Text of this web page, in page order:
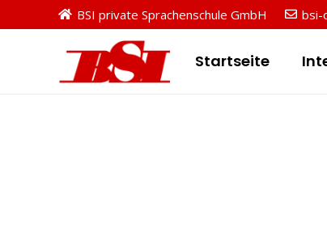
BSI private Sprachenschule GmbH bsi-
Startseite